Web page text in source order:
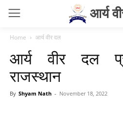
आर्य
Home आर्य वीर दल
आर्य वीर दल
राजस्थान
By Shyam Nath - November 18, 2022